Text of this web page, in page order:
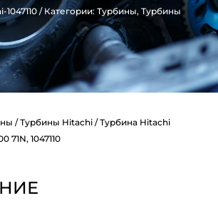
1047110 Категории: Турбины, Турбины
/Турбины Hitachi/ Турбина Hitachi
71N, 1047110